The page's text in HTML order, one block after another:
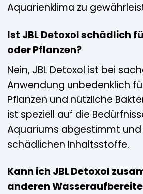
Aquarienklima zu
Ist JBL Detoxol schädlich
oder Pflanzen?
Nein, JBL Detoxol ist bei
Anwendung unbedenklich
Pflanzen und nützliche
ist speziell auf die
Aquariums abgestimmt
schädlichen Inhaltsstoffe.
Kann ich JBL Detoxol
anderen